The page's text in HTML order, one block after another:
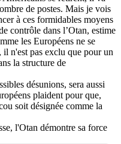
de postes. Mais je vois
à ces formidables moyens
contrôle dans l’Otan, estime
les Européens ne se
n'est pas exclu que pour un
la structure de
désunions, sera aussi
plaident pour que,
soit désignée comme la
l'Otan démontre sa force